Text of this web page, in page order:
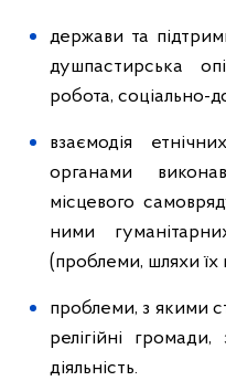
держави та
душпастирська
робота, соціально-
взаємодія
органами
місцевого
ними
(проблеми, шляхи їх
проблеми, з якими
релігійні
діяльність.